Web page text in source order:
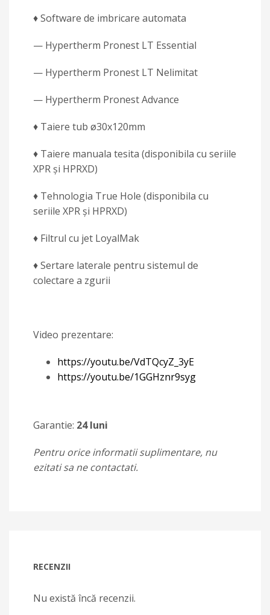
♦ Software de imbricare automata
— Hypertherm Pronest LT Essential
— Hypertherm Pronest LT Nelimitat
— Hypertherm Pronest Advance
♦ Taiere tub ø30x120mm
♦ Taiere manuala tesita (disponibila cu seriile
XPR și HPRXD)
♦ Tehnologia True Hole (disponibila cu
seriile XPR și HPRXD)
♦ Filtrul cu jet LoyalMak
♦ Sertare laterale pentru sistemul de
colectare a zgurii
Video prezentare:
https://youtu.be/VdTQcyZ_3yE
https://youtu.be/1GGHznr9syg
Garantie: 24 luni
Pentru orice informatii suplimentare, nu
ezitati sa ne contactati.
RECENZII
Nu există încă recenzii.